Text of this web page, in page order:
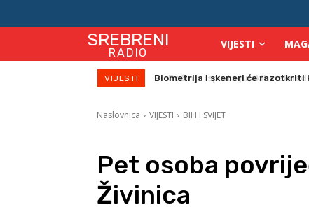
SREBRENI
RADIO
VIJESTI
VIJESTI Počinje isplata julskih naknada
Naslovnica VIJESTI BIH I SVIJET
Pet osoba
Živinica